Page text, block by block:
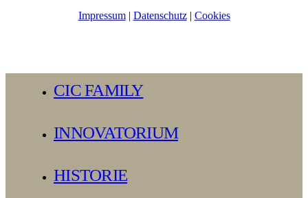
Impressum| Datenschutz| Cookies
Menu
CIC FAMILY
INNOVATORIUM
HISTORIE